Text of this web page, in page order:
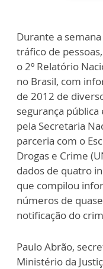
Durante a
tráfico de
o 2º Relatório
no Brasil, com
de 2012 de
segurança
pela Secretaria
parceria com o
Drogas e Crime
dados de quatro
que compilou
números de
notificação do
Paulo Abrão,
Ministério da